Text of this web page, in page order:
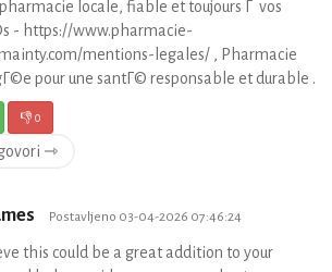
locale, fiable et toujours Г vos
- https://www.pharmacie-
mentions-legales/ , Pharmacie
pour une santГ© responsable et durable .
👎0
⇾
Postavljeno 03-04-2026 07:46:24
this could be a great addition to your